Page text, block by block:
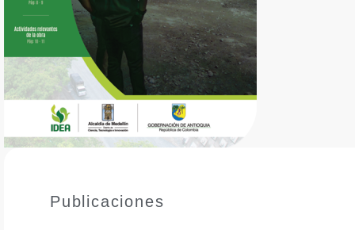
Publicaciones